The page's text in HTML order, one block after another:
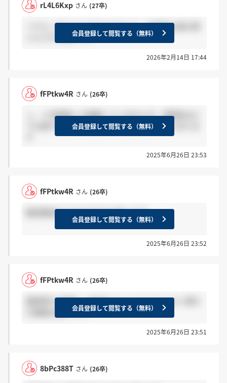
rL4L6Kxp さん (27卒)
リクルータについてもらえないと、本選考は望み薄
いんですかね(^_^;)会員登録して閲覧する（無料）
2026年2月14日 17:44
fFPtkw4R さん (26卒)
１，２次面接しか経験していませんが、雰囲気はと
ても穏やかです。質問できる機会もしっかりありま
会員登録して閲覧する（無料）
2025年6月26日 23:53
fFPtkw4R さん (26卒)
集団面接でもやはり名大が多いです。
会員登録して閲覧する（無料）
2025年6月26日 23:52
fFPtkw4R さん (26卒)
面接落ちの場合、ほぼサイレントというくらい落ち
の連絡は遅いです会員登録して閲覧する（無料）
2025年6月26日 23:51
8bPc388T さん (26卒)